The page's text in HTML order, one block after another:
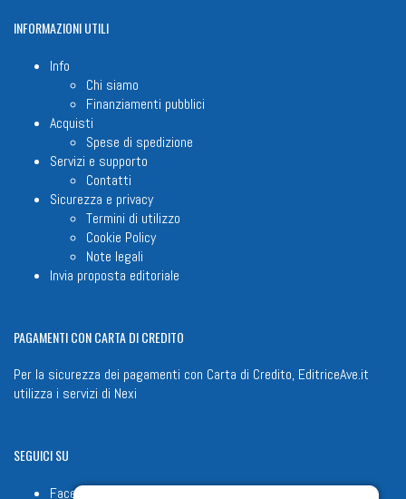
INFORMAZIONIUTILI
Info
Chi siamo
Finanziamenti pubblici
Acquisti
Spese di spedizione
Servizi e supporto
Contatti
Sicurezza e privacy
Termini di utilizzo
Cookie Policy
Note legali
Invia proposta editoriale
PAGAMENTICON CARTA DI CREDITO
Per la sicurezza dei pagamenti con Carta di Credito, EditriceAve.it
utilizza i servizi di Nexi
SEGUICISU
Facebook